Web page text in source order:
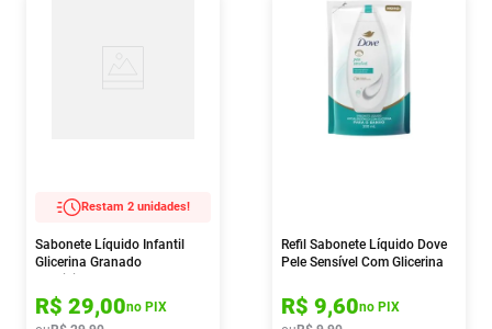
Restam 2 unidades!
Sabonete Líquido Infantil
Glicerina Granado
R$ 29,00no PIX
Refil Sabonete Líquido Dove
Pele Sensível Com Glicerina
R$ 9,60no PIX